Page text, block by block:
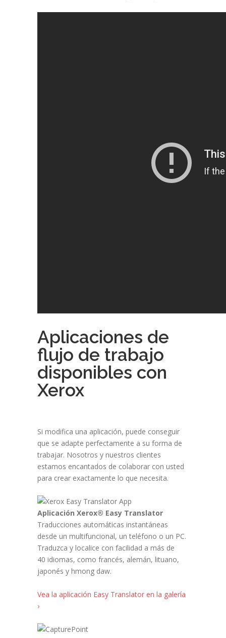
Aplicaciones de
flujo de trabajo
disponibles con
Xerox
Si modifica una aplicación, puede conseguir
que se adapte perfectamente a su forma de
trabajar. Nosotros y nuestros clientes
estamos encantados de colaborar con usted
para crear exactamente lo que necesita.
Aplicación Xerox® Easy Translator
Traducciones automáticas instantáneas
desde un multifuncional, un teléfono o un PC.
Traduzca y localice con facilidad a más de
40 idiomas, como francés, alemán, lituano,
japonés y hmong daw.
Vea la aplicación Easy Translator en la galería
›